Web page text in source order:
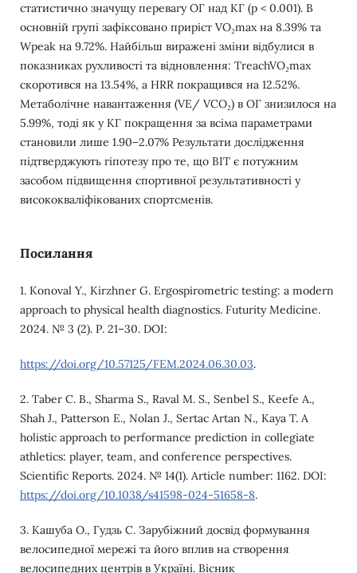
статистично значущу перевагу ОГ над КГ (p < 0.001). В
основній групі зафіксовано приріст VO₂max на 8.39% та
Wpeak на 9.72%. Найбільш виражені зміни відбулися в
показниках рухливості та відновлення: TreachVO₂max
скоротився на 13.54%, а HRR покращився на 12.52%.
Метаболічне навантаження (VE/ VCO₂) в ОГ знизилося на
5.99%, тоді як у КГ покращення за всіма параметрами
становили лише 1.90–2.07% Результати дослідження
підтверджують гіпотезу про те, що ВІТ є потужним
засобом підвищення спортивної результативності у
висококваліфікованих спортсменів.
Посилання
1. Konoval Y., Kirzhner G. Ergospirometric testing: a modern
approach to physical health diagnostics. Futurity Medicine.
2024. № 3 (2). Р. 21–30. DOI:
https://doi.org/10.57125/FEM.2024.06.30.03.
2. Taber C. B., Sharma S., Raval M. S., Senbel S., Keefe A.,
Shah J., Patterson E., Nolan J., Sertac Artan N., Kaya T. A
holistic approach to performance prediction in collegiate
athletics: player, team, and conference perspectives.
Scientific Reports. 2024. № 14(1). Article number: 1162. DOI:
https://doi.org/10.1038/s41598-024-51658-8.
3. Кашуба О., Гудзь С. Зарубіжний досвід формування
велосипедної мережі та його вплив на створення
велосипедних центрів в Україні. Вісник